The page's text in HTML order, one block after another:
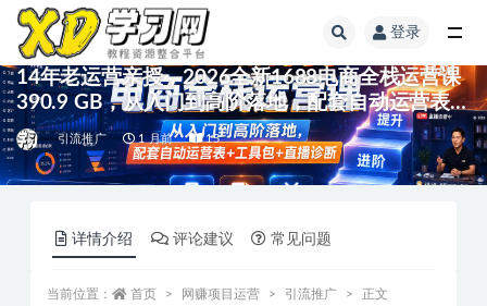
登录
14年老运营亲授，2026全新1688电商全栈运营课
390.9 GB，从入门到高阶落地，配套自动运营表
+工具包+直播诊断等
引流推广 1 月前 15
详情介绍 评论建议 常见问题
当前位置： 首页 网赚项目运营 引流推广 正文